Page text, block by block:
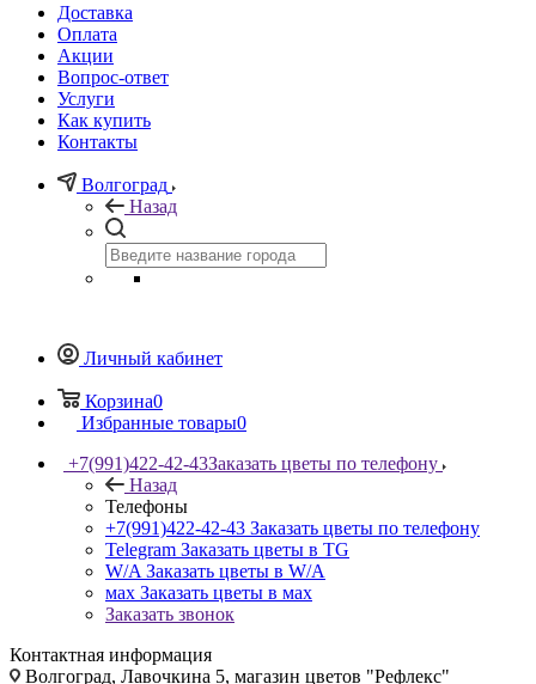
Доставка
Оплата
Акции
Вопрос-ответ
Услуги
Как купить
Контакты
Волгоград
Назад
Личный кабинет
Корзина0
Избранные товары0
+7(991)422-42-43Заказать цветы по телефону
Назад
Телефоны
+7(991)422-42-43 Заказать цветы по телефону
Telegram Заказать цветы в TG
W/A Заказать цветы в W/A
мах Заказать цветы в мах
Заказать звонок
Контактная информация
Волгоград, Лавочкина 5, магазин цветов "Рефлекс"